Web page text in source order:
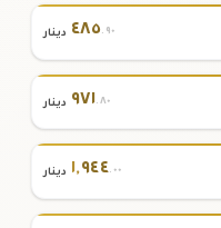
٤٨٥.٩٠ دينار
٩٧١.٨٠ دينار
١,٩٤٤.٠٠ دينار